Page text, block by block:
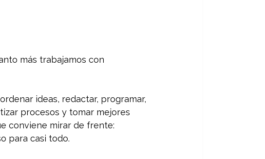
más trabajamos con
ideas, redactar, programar,
procesos y tomar mejores
conviene mirar de frente:
para casi todo.